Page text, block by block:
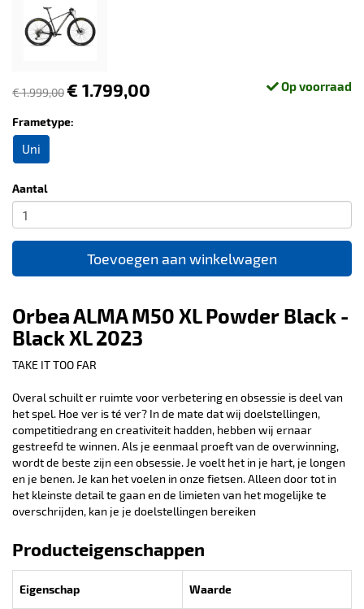
€ 1.999,00€ 1.799,00 Op voorraad
Frametype:
Uni
Aantal
Toevoegen aan winkelwagen
Orbea ALMA M50 XL Powder Black -
Black XL 2023
TAKE IT TOO FAR
Overal schuilt er ruimte voor verbetering en obsessie is deel van
het spel. Hoe ver is té ver? In de mate dat wij doelstellingen,
competitiedrang en creativiteit hadden, hebben wij ernaar
gestreefd te winnen. Als je eenmaal proeft van de overwinning,
wordt de beste zijn een obsessie. Je voelt het in je hart, je longen
en je benen. Je kan het voelen in onze fietsen. Alleen door tot in
het kleinste detail te gaan en de limieten van het mogelijke te
overschrijden, kan je je doelstellingen bereiken
Producteigenschappen
Eigenschap Waarde